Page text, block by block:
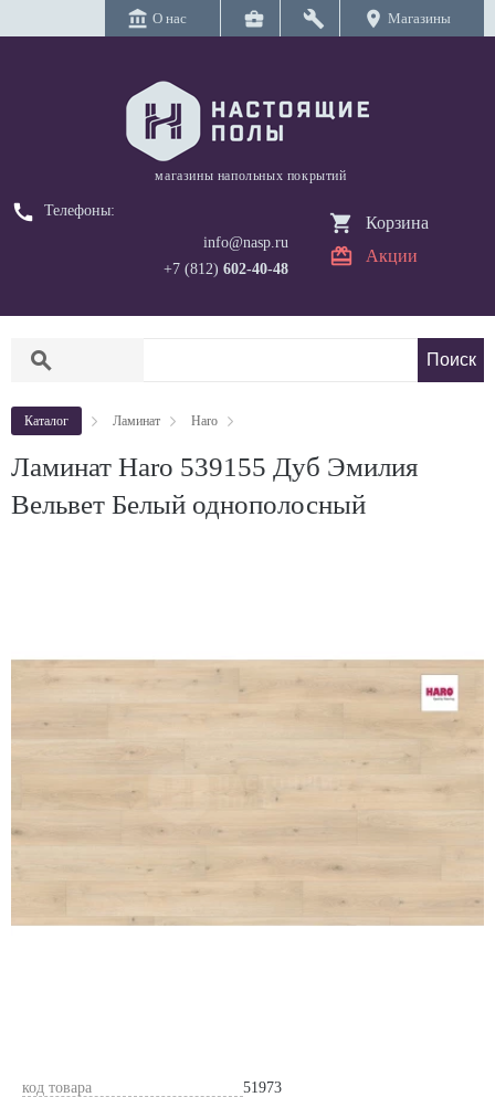
account_balance О нас business_center build location_on Магазины
магазины напольных покрытий
call
Телефоны:
info@nasp.ru
+7 (812) 602-40-48
Корзина
Акции
search
Каталог Ламинат Haro
Ламинат Haro 539155 Дуб Эмилия
Вельвет Белый однополосный
код товара 51973